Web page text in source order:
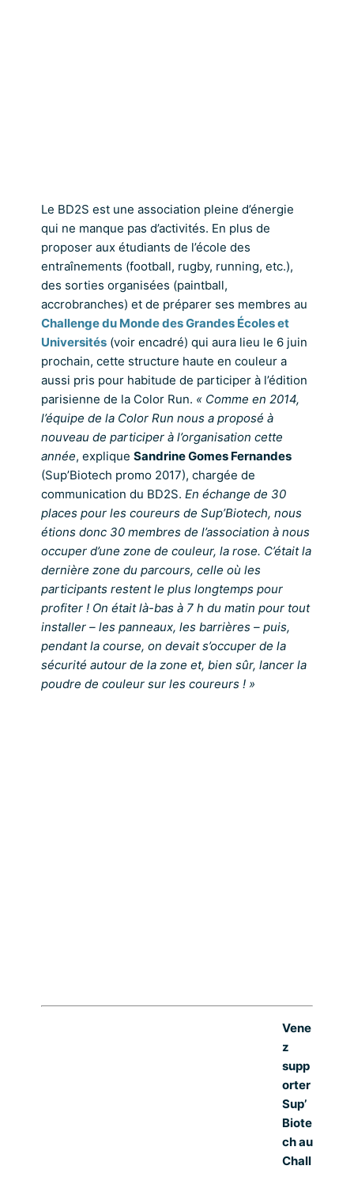
Le BD2S est une association pleine d’énergie
qui ne manque pas d’activités. En plus de
proposer aux étudiants de l’école des
entraînements (football, rugby, running, etc.),
des sorties organisées (paintball,
accrobranches) et de préparer ses membres au
Challenge du Monde des Grandes Écoles et
Universités (voir encadré) qui aura lieu le 6 juin
prochain, cette structure haute en couleur a
aussi pris pour habitude de participer à l’édition
parisienne de la Color Run. « Comme en 2014,
l’équipe de la Color Run nous a proposé à
nouveau de participer à l’organisation cette
année, explique Sandrine Gomes Fernandes
(Sup’Biotech promo 2017), chargée de
communication du BD2S. En échange de 30
places pour les coureurs de Sup’Biotech, nous
étions donc 30 membres de l’association à nous
occuper d’une zone de couleur, la rose. C’était la
dernière zone du parcours, celle où les
participants restent le plus longtemps pour
profiter ! On était là-bas à 7 h du matin pour tout
installer – les panneaux, les barrières – puis,
pendant la course, on devait s’occuper de la
sécurité autour de la zone et, bien sûr, lancer la
poudre de couleur sur les coureurs ! »
Vene
z
supp
orter
Sup’
Biote
ch au
Chall